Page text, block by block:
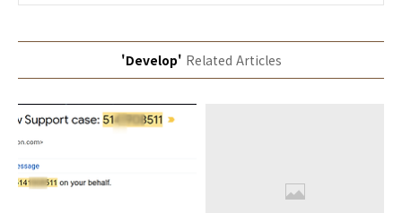
'Develop' Related Articles